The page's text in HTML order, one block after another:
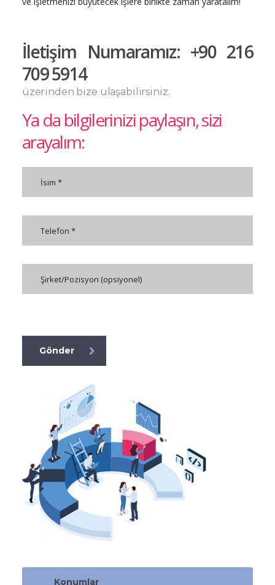
İletişim Numaramız: +90 216
709 5914
üzerinden bize ulaşabilirsiniz.
Ya da bilgilerinizi paylaşın, sizi
arayalım:
Gönder
Konumlar